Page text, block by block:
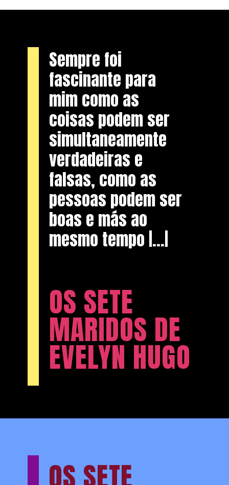
Sempre foi
fascinante para
mim como as
coisas podem ser
simultaneamente
verdadeiras e
falsas, como as
pessoas podem ser
boas e más ao
mesmo tempo |...|
OS SETE
MARIDOS DE
EVELYN HUGO